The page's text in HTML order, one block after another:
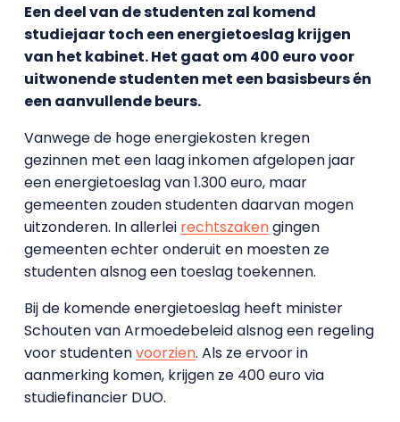
Een deel van de studenten zal komend
studiejaar toch een energietoeslag krijgen
van het kabinet. Het gaat om 400 euro voor
uitwonende studenten met een basisbeurs én
een aanvullende beurs.
Vanwege de hoge energiekosten kregen
gezinnen met een laag inkomen afgelopen jaar
een energietoeslag van 1.300 euro, maar
gemeenten zouden studenten daarvan mogen
uitzonderen. In allerlei rechtszakengingen
gemeenten echter onderuit en moesten ze
studenten alsnog een toeslag toekennen.
Bij de komende energietoeslag heeft minister
Schouten van Armoedebeleid alsnog een regeling
voor studentenvoorzien. Als ze ervoor in
aanmerking komen, krijgen ze 400 euro via
studiefinancier DUO.